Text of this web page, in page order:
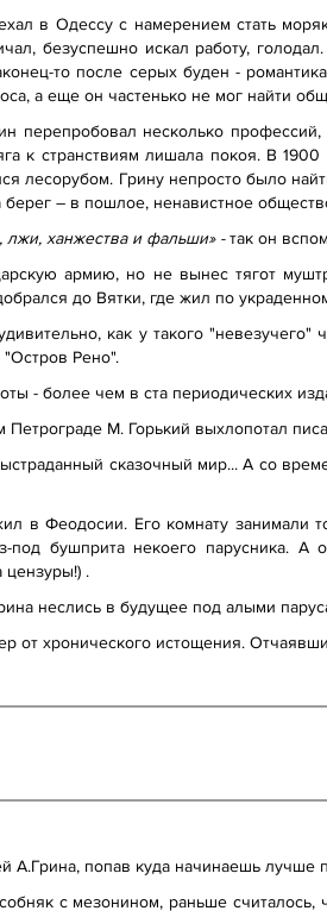
в Одессу с намерением стать
безуспешно искал работу,
то после серых буден -
а еще он частенько не мог найти
перепробовал несколько
к странствиям лишала покоя. В
лесорубом. Грину непросто было
– в пошлое, ненавистное
лжи, ханжества и фальши» -так он
армию, но не вынес тягот
до Вятки, где жил по
как у такого
"Остров Рено".
- более чем в ста периодических
М. Горький выхлопотал
сказочный мир... А со
в Феодосии. Его комнату занимали
под бушприта некоего парусника.
цензуры!) .
неслись в будущее под алыми
от хронического истощения.
А.Грина, попав куда начинаешь
с мезонином, раньше